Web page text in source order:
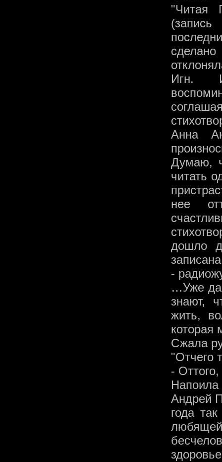
"Читая
Игн.
Анна
Думаю,
читать
нее
дошло
-
…Уже
знают,
жить,
которая
Сжала
"Отчего
-
Напоила
Андрей
года